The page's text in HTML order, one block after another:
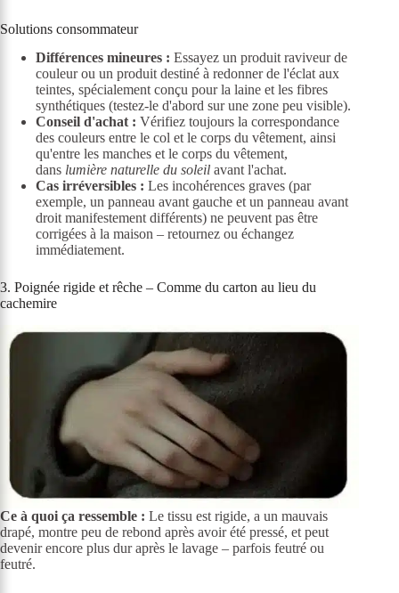
Solutions consommateur
Différences mineures : Essayez un produit raviveur de
couleur ou un produit destiné à redonner de l'éclat aux
teintes, spécialement conçu pour la laine et les fibres
synthétiques (testez-le d'abord sur une zone peu visible).
Conseil d'achat : Vérifiez toujours la correspondance
des couleurs entre le col et le corps du vêtement, ainsi
qu'entre les manches et le corps du vêtement,
dans lumière naturelle du soleil avant l'achat.
Cas irréversibles : Les incohérences graves (par
exemple, un panneau avant gauche et un panneau avant
droit manifestement différents) ne peuvent pas être
corrigées à la maison – retournez ou échangez
immédiatement.
3. Poignée rigide et rêche – Comme du carton au lieu du
cachemire
Ce à quoi ça ressemble : Le tissu est rigide, a un mauvais
drapé, montre peu de rebond après avoir été pressé, et peut
devenir encore plus dur après le lavage – parfois feutré ou
feutré.